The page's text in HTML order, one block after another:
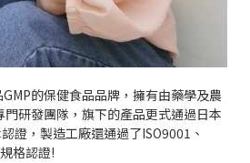
GMP的保健食品品牌，擁有由藥學及農
研發團隊，旗下的產品更式通過日本
證，製造工廠還通過了ISO9001 、
格認證!